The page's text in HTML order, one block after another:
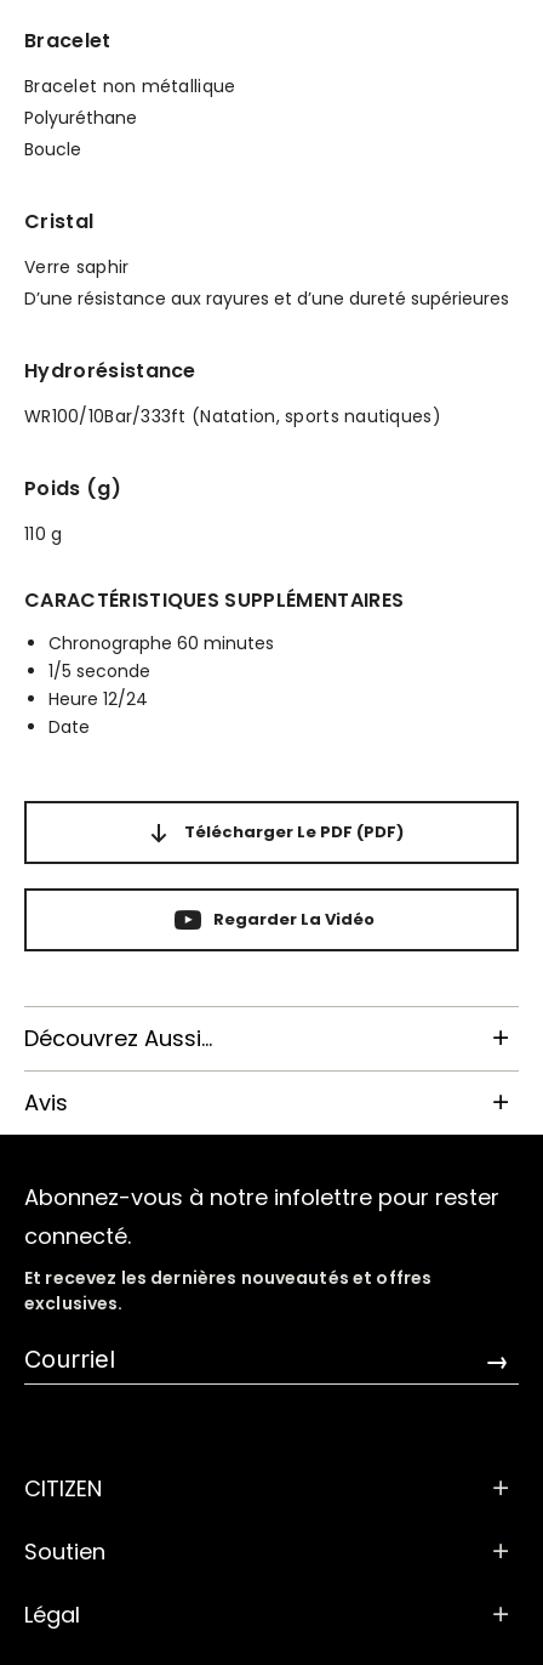
Bracelet
Bracelet non métallique
Polyuréthane
Boucle
Cristal
Verre saphir
D’une résistance aux rayures et d’une dureté supérieures
Hydrorésistance
WR100/10Bar/333ft (Natation, sports nautiques)
Poids (g)
110 g
CARACTÉRISTIQUES SUPPLÉMENTAIRES
Chronographe 60 minutes
1/5 seconde
Heure 12/24
Date
Télécharger Le PDF (PDF)
Regarder La Vidéo
Découvrez Aussi...
Avis
Abonnez-vous à notre infolettre pour rester
connecté.
Et recevez les dernières nouveautés et offres
exclusives.
→
CITIZEN
Soutien
Légal